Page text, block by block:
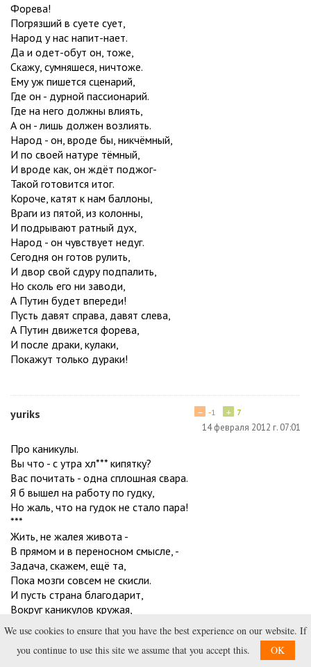
Форева!
Погрязший в суете сует,
Народ у нас напит-нает.
Да и одет-обут он, тоже,
Скажу, сумняшеся, ничтоже.
Ему уж пишется сценарий,
Где он - дурной пассионарий.
Где на него должны влиять,
А он - лишь должен возлиять.
Народ - он, вроде бы, никчёмный,
И по своей натуре тёмный,
И вроде как, он ждёт поджог-
Такой готовится итог.
Короче, катят к нам баллоны,
Враги из пятой, из колонны,
И подрывают ратный дух,
Народ - он чувствует недуг.
Сегодня он готов рулить,
И двор свой сдуру подпалить,
Но сколь его ни заводи,
А Путин будет впереди!
Пусть давят справа, давят слева,
А Путин движется форева,
И после драки, кулаки,
Покажут только дураки!
yuriks + 7
− -1
14 февраля 2012 г. 07:01
Про каникулы.
Вы что - с утра хл*** кипятку?
Вас почитать - одна сплошная свара.
Я б вышел на работу по гудку,
Но жаль, что на гудок не стало пара!
***
Жить, не жалея живота -
В прямом и в переносном смысле, -
Задача, скажем, ещё та,
Пока мозги совсем не скисли.
И пусть страна благодарит,
Вокруг каникулов кружая,
С него не станет урожая!
ржач
We use cookies to ensure that you have the best experience on our website. If
you continue to use this site we assume that you accept this.
OK